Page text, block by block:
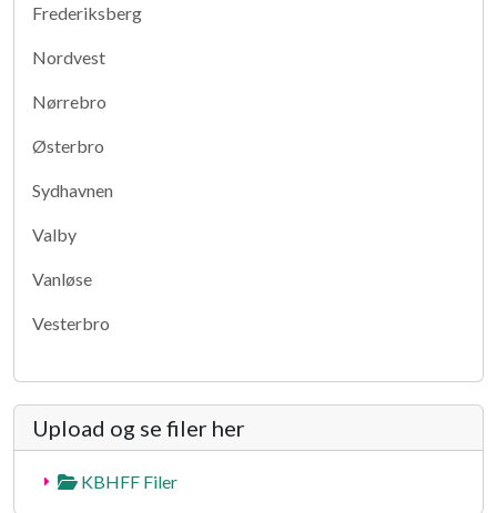
Frederiksberg
Nordvest
Nørrebro
Østerbro
Sydhavnen
Valby
Vanløse
Vesterbro
Upload og se filer her
KBHFF Filer